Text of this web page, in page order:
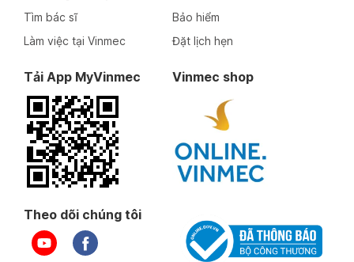
Tìm bác sĩ
Làm việc tại Vinmec
Bảo hiểm
Đặt lịch hẹn
Tải App MyVinmec Vinmec shop
Theo dõi chúng tôi